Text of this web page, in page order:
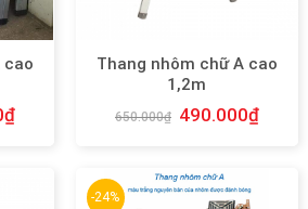
cao
₫
Thang nhôm chữ A cao
1,2m
650.000₫ 490.000₫
-24%